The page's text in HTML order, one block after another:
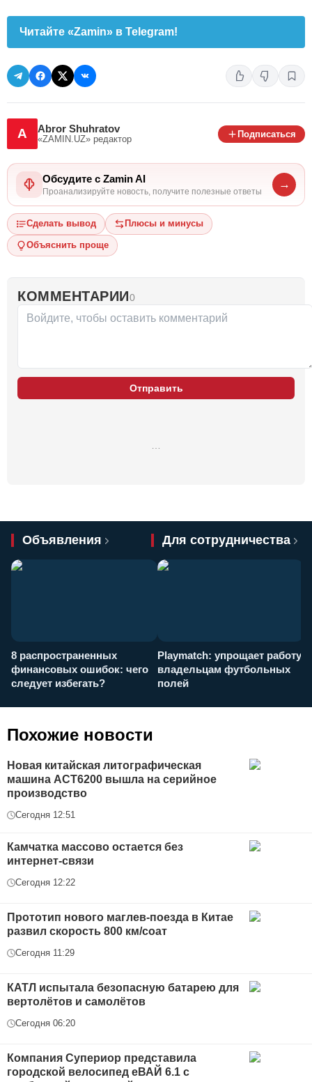
Читайте «Zamin» в Telegram!
A Abror Shuhratov
«ZAMIN.UZ» редактор
Подписаться
Обсудите с Zamin AI
Проанализируйте новость, получите полезные ответы
→
Сделать вывод Плюсы и минусы
Объяснить проще
КОММЕНТАРИИ0
Отправить
…
Объявления Для сотрудничества
8 распространенных
финансовых ошибок: чего
следует избегать?
Playmatch: упрощает работу
владельцам футбольных
полей
Похожие новости
Новая китайская литографическая
машина АСТ6200 вышла на серийное
производство
Сегодня 12:51
Камчатка массово остается без
интернет-связи
Сегодня 12:22
Прототип нового маглев-поезда в Китае
развил скорость 800 км/соат
Сегодня 11:29
КАТЛ испытала безопасную батарею для
вертолётов и самолётов
Сегодня 06:20
Компания Супериор представила
городской велосипед еВАЙ 6.1 с